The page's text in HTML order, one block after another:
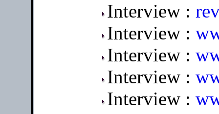
Interview :
Interview :
Interview :
Interview :
Interview :